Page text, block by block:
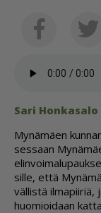
Sari Hon­ka­sa­lo
My­nä­mä­en
ses­saan
sil­le, et­tä
väl­lis­tä il­ma­pii­riä,
huo­mi­oi­daan